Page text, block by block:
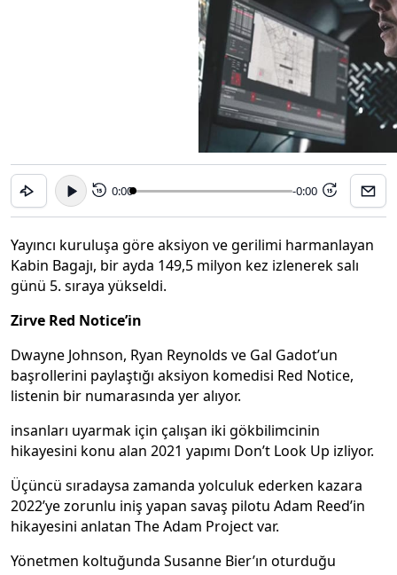
15 0:00 -0:00 15
Yayıncı kuruluşa göre aksiyon ve gerilimi harmanlayan
Kabin Bagajı, bir ayda 149,5 milyon kez izlenerek salı
günü 5. sıraya yükseldi.
Zirve Red Notice’in
Dwayne Johnson, Ryan Reynolds ve Gal Gadot’un
başrollerini paylaştığı aksiyon komedisi Red Notice,
listenin bir numarasında yer alıyor.
insanları uyarmak için çalışan iki gökbilimcinin
hikayesini konu alan 2021 yapımı Don’t Look Up izliyor.
Üçüncü sıradaysa zamanda yolculuk ederken kazara
2022’ye zorunlu iniş yapan savaş pilotu Adam Reed’in
hikayesini anlatan The Adam Project var.
Yönetmen koltuğunda Susanne Bier’ın oturduğu